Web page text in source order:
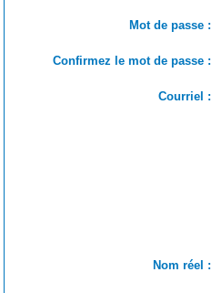
Mot de passe :
Confirmez le mot de passe :
Courriel :
Nom réel :